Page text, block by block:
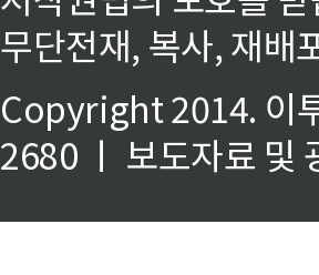
무단전재, 복사, 재배
Copyright 2014. 이
2680 ㅣ 보도자료